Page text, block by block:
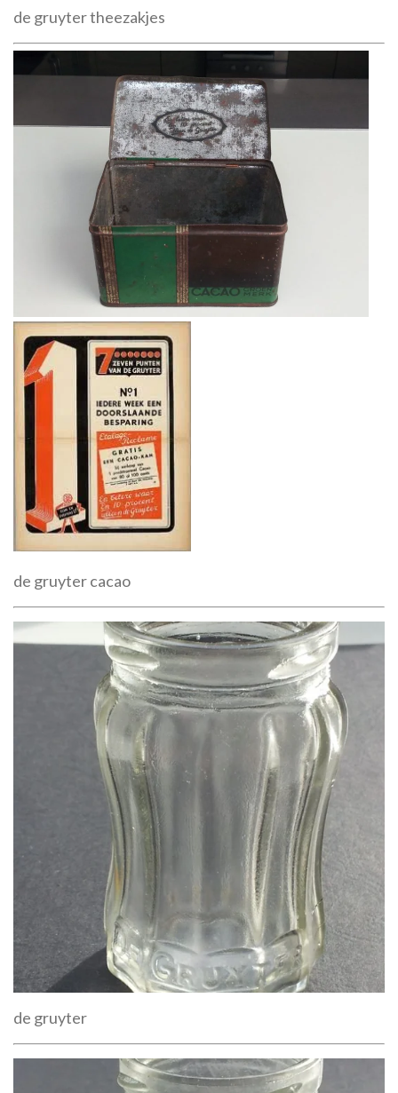
de gruyter theezakjes
de gruyter cacao
de gruyter